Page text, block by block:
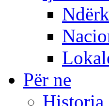
Për ne
Historia